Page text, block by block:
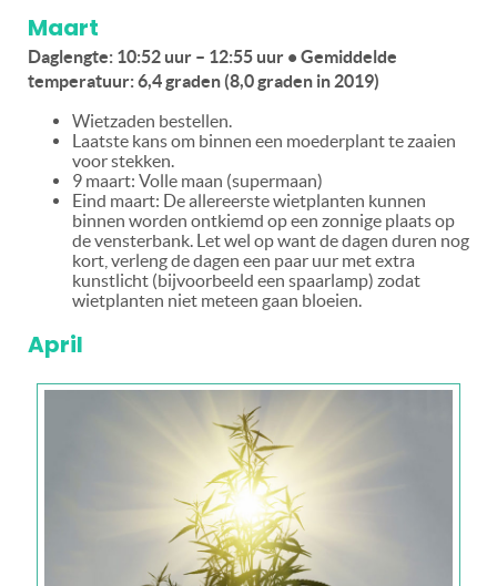
Maart
Daglengte: 10:52 uur – 12:55 uur • Gemiddelde
temperatuur: 6,4 graden (8,0 graden in 2019)
Wietzaden bestellen.
Laatste kans om binnen een moederplant te zaaien
voor stekken.
9 maart: Volle maan (supermaan)
Eind maart: De allereerste wietplanten kunnen
binnen worden ontkiemd op een zonnige plaats op
de vensterbank. Let wel op want de dagen duren nog
kort, verleng de dagen een paar uur met extra
kunstlicht (bijvoorbeeld een spaarlamp) zodat
wietplanten niet meteen gaan bloeien.
April